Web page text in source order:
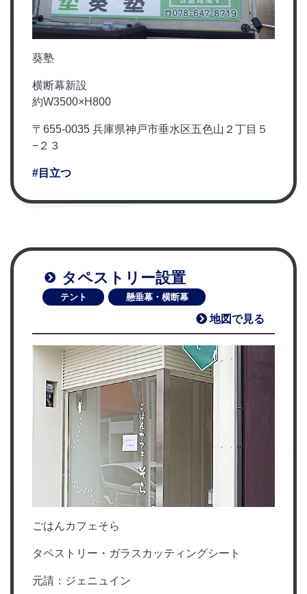
葵塾
横断幕新設
約W3500×H800
〒655-0035 兵庫県神戸市垂水区五色山２丁目５
−２３
#目立つ
タペストリー設置
テント 懸垂幕・横断幕
地図で見る
ごはんカフェそら
タペストリー・ガラスカッティングシート
元請：ジェニュイン